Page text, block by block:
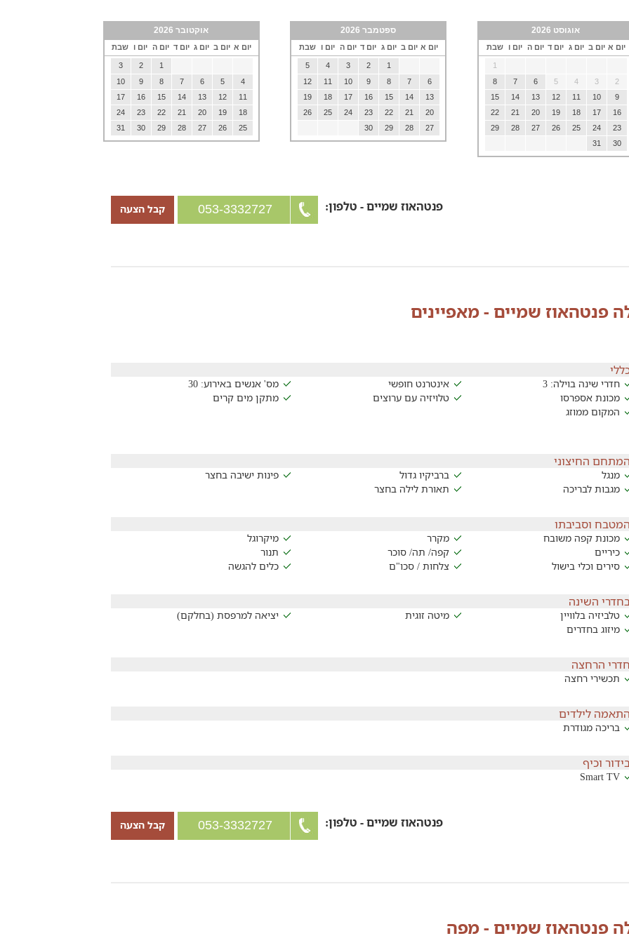
אוגוסט 2026
יום א יום ב יום ג יום ד יום ה יום ו שבת
1
2
3
4
5
6
7
8
9
10
11
12
13
14
15
16
17
18
19
20
21
22
23
24
25
26
27
28
29
30
31
ספטמבר 2026
יום א יום ב יום ג יום ד יום ה יום ו שבת
1
2
3
4
5
6
7
8
9
10
11
12
13
14
15
16
17
18
19
20
21
22
23
24
25
26
27
28
29
30
אוקטובר 2026
יום א יום ב יום ג יום ד יום ה יום ו שבת
1
2
3
4
5
6
7
8
9
10
11
12
13
14
15
16
17
18
19
20
21
22
23
24
25
26
27
28
29
30
31
קבל הצעה פנטהאוז שמיים - טלפון:
פנטהאוז שמיים - מאפיינים
חדרי שינה בוילה: 3 אינטרנט חופשי
מס' אנשים באירוע: 30
מכונת אספרסו
טלויזיה עם ערוצים
מתקן מים קרים
המקום ממוזג
המתחם החיצוני
מנגל ברביקיו גדול
פינות ישיבה בחצר
מגבות לבריכה
תאורת לילה בחצר
המטבח וסביבתו
מכונת קפה משובח מקרר
מיקרוגל
כיריים
קפה/ תה/ סוכר
תנור
סירים וכלי בישול
צלחות / סכו"ם כלים להגשה
השינה
טלביזיה בלוויין מיטה זוגית
יציאה למרפסת (בחלקם)
מיזוג בחדרים
חדרי הרחצה
תכשירי רחצה
התאמה לילדים
בריכה מגודרת
וכיף
Smart TV
קבל הצעה פנטהאוז שמיים - טלפון:
פנטהאוז שמיים - מפה